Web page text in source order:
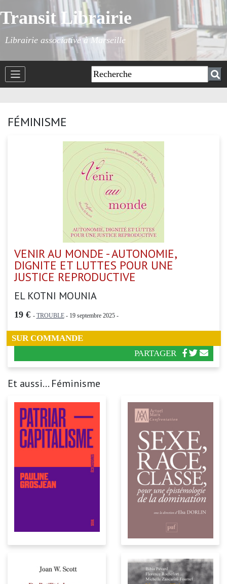
Transit Librairie
Librairie associative à Marseille
FÉMINISME
VENIR AU MONDE - AUTONOMIE,
DIGNITE ET LUTTES POUR UNE
JUSTICE REPRODUCTIVE
EL KOTNI MOUNIA
19 € - TROUBLE- 19 septembre 2025 -
SUR COMMANDE
PARTAGER
Et aussi... Féminisme